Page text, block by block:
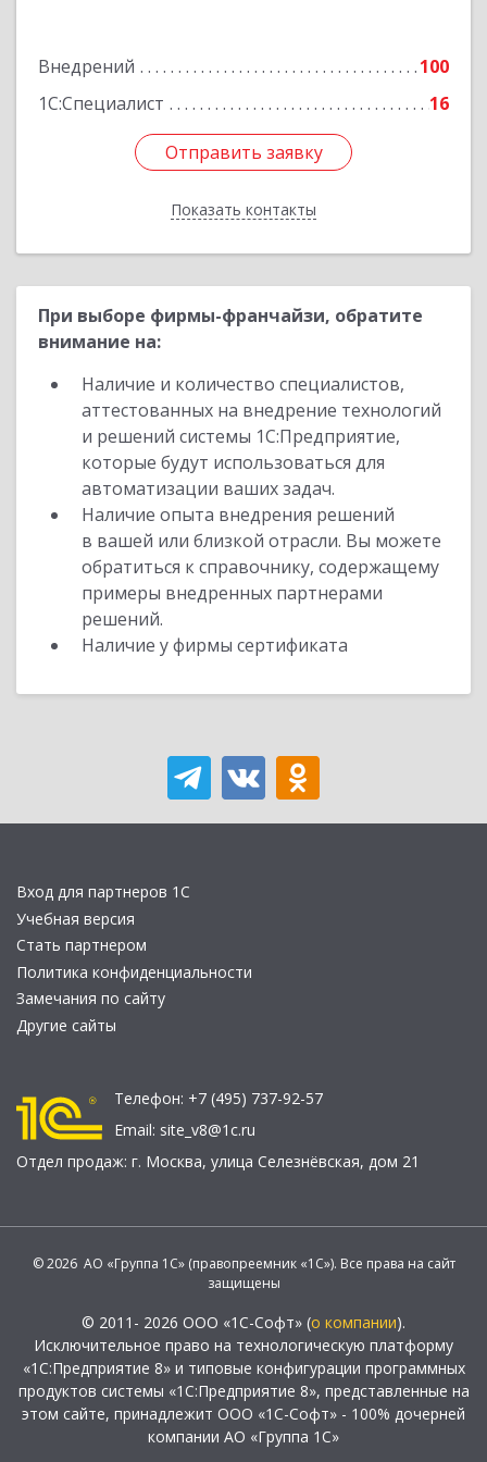
Внедрений
100
1С:Специалист
16
Отправить заявку
Показать контакты
Подробнее
Отправить заявку
Назад
При выборе фирмы-франчайзи, обратите
внимание на:
Наличие и количество специалистов,
аттестованных на внедрение технологий
и решений системы 1С:Предприятие,
которые будут использоваться для
автоматизации ваших задач.
Наличие опыта внедрения решений
в вашей или близкой отрасли. Вы можете
обратиться к справочнику, содержащему
примеры внедренных партнерами
решений.
Наличие у фирмы сертификата
Вход для партнеров 1С
Учебная версия
Стать партнером
Политика конфиденциальности
Замечания по сайту
Другие сайты
Телефон: +7 (495) 737-92-57
Email: site_v8@1c.ru
Отдел продаж: г. Москва, улица Селезнёвская, дом 21
© 2026 АО «Группа 1С» (правопреемник «1С»). Все права на сайт
защищены
© 2011- 2026 ООО «1С-Софт» (о компании).
Исключительное право на технологическую платформу
«1С:Предприятие 8» и типовые конфигурации программных
продуктов системы «1С:Предприятие 8», представленные на
этом сайте, принадлежит ООО «1С-Софт» - 100% дочерней
компании АО «Группа 1С»